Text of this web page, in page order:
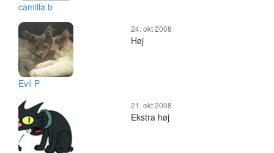
camilla b
Evil P
24. okt 2008
Høj
21. okt 2008
Ekstra høj